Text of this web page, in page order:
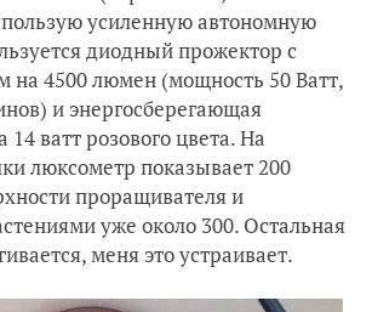
усиленную автономную
диодный прожектор с
на 4500 люмен (мощность 50 Ватт,
и энергосберегающая
ватт розового цвета.На
люксометр показывает 200
проращивателя и
уже около 300. Остальная
меня это устраивает.